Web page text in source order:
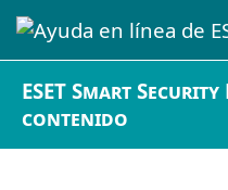
ESET Smart
contenido